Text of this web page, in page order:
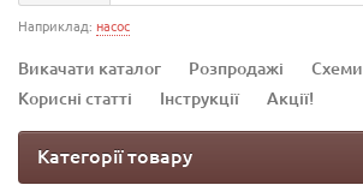
Наприклад: насос
Викачати каталог Розпродажі
Схеми
Корисні статті
Інструкції Акції!
Категорії товару